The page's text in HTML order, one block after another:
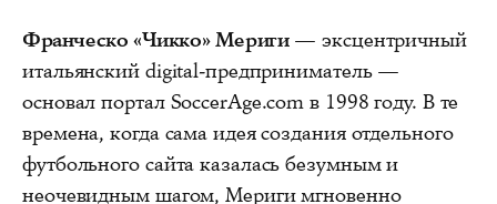
Франческо «Чикко» Мериги— эксцентричный
итальянский digital-предприниматель —
основал портал SoccerAge.com в 1998 году. В те
времена, когда сама идея создания отдельного
футбольного сайта казалась безумным и
неочевидным шагом, Мериги мгновенно